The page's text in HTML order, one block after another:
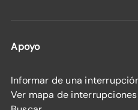
Apoyo
Informar de una
Ver mapa de interrupciones